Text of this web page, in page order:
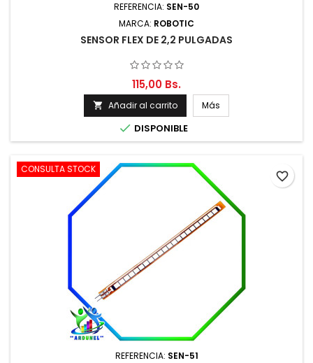
REFERENCIA: SEN-50
MARCA: ROBOTIC
SENSOR FLEX DE 2,2 PULGADAS
115,00 Bs.
 Añadir al carrito Más
 DISPONIBLE
CONSULTA STOCK
REFERENCIA: SEN-51
favorite_border